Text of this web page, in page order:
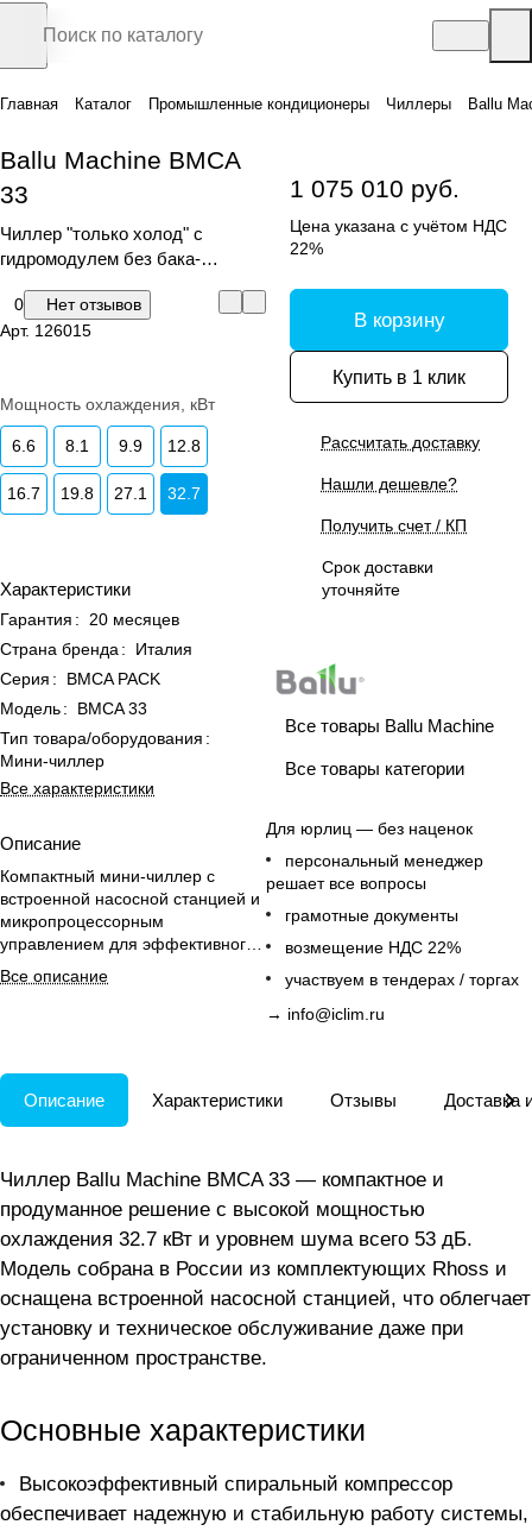
Главная Каталог Промышленные кондиционеры Чиллеры Ballu
Ballu Machine BMCA
33
Чиллер "только холод" с
гидромодулем без бака-
0
Нет отзывов
Арт. 126015
Мощность охлаждения, кВт
6.6 8.1 9.9 12.8
16.7 19.8 27.1 32.7
Характеристики
Гарантия :
20 месяцев
Страна бренда :
Италия
Серия :
BMCA PACK
Модель:
BMCA 33
Тип товара/оборудования :
Мини-чиллер
Все характеристики
Описание
Компактный мини-чиллер с
встроенной насосной станцией и
микропроцессорным
управлением для эффективного
охлаждения офисных
помещений.
Все описание
1 075 010 руб.
Цена указана с учётом НДС
22%
В корзину
Купить в 1 клик
Рассчитать доставку
Нашли дешевле?
Получить счет / КП
Срок доставки
уточняйте
Все товары Ballu Machine
Все товары категории
Для юрлиц — без наценок
персональный менеджер
решает все вопросы
грамотные документы
возмещение НДС 22%
участвуем в тендерах / торгах
→ info@iclim.ru
Описание Характеристики Отзывы Доставка
Чиллер Ballu Machine BMCA 33 — компактное и
продуманное решение с высокой мощностью
охлаждения 32.7 кВт и уровнем шума всего 53 дБ.
Модель собрана в России из комплектующих Rhoss и
оснащена встроенной насосной станцией, что облегчает
установку и техническое обслуживание даже при
ограниченном пространстве.
Основные характеристики
Высокоэффективный спиральный компрессор
обеспечивает надежную и стабильную работу системы,